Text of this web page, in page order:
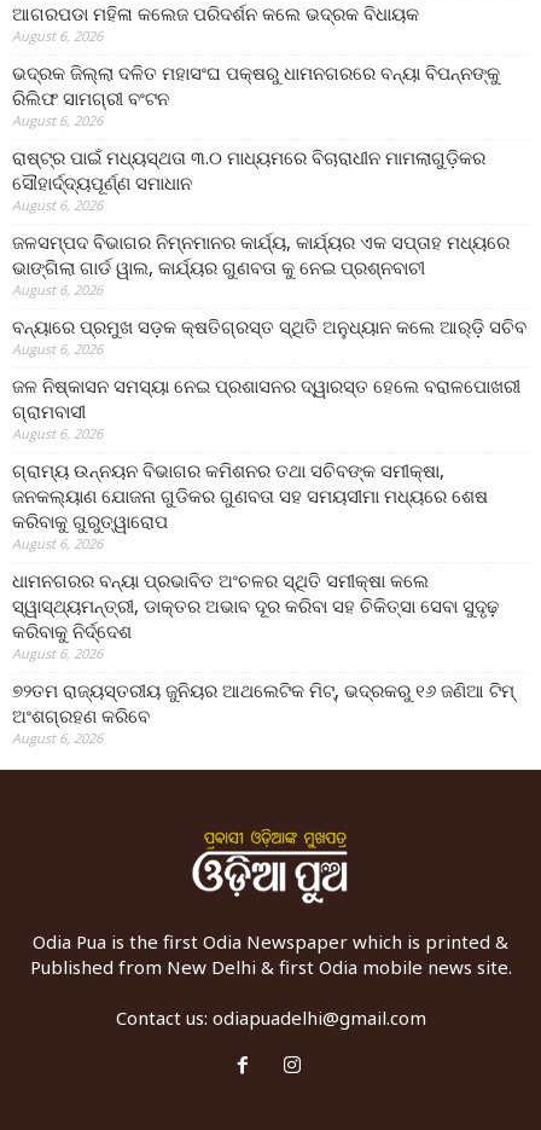
ଆଗରପଡା ମହିଳା କଲେଜ ପରିଦର୍ଶନ କଲେ ଭଦ୍ରକ ବିଧାୟକ
August 6, 2026
ଭଦ୍ରକ ଜିଲ୍ଲା ଦଳିତ ମହାସଂଘ ପକ୍ଷରୁ ଧାମନଗରରେ ବନ୍ୟା ବିପନ୍ନଙ୍କୁ
ରିଲିଫ ସାମଗ୍ରୀ ବଂଟନ
August 6, 2026
ରାଷ୍ଟ୍ର ପାଇଁ ମଧ୍ୟସ୍ଥତା ୩.୦ ମାଧ୍ୟମରେ ବିଚାରାଧୀନ ମାମଲାଗୁଡ଼ିକର
ସୌହାର୍ଦ୍ଦ୍ୟପୂର୍ଣ୍ଣ ସମାଧାନ
August 6, 2026
ଜଳସମ୍ପଦ ବିଭାଗର ନିମ୍ନମାନର କାର୍ଯ୍ୟ, କାର୍ଯ୍ୟର ଏକ ସପ୍ତାହ ମଧ୍ୟରେ
ଭାଙ୍ଗିଲା ଗାର୍ଡ ୱାଲ, କାର୍ଯ୍ୟର ଗୁଣବତା କୁ ନେଇ ପ୍ରଶ୍ନବାଚୀ
August 6, 2026
ବନ୍ୟାରେ ପ୍ରମୁଖ ସଡ଼କ କ୍ଷତିଗ୍ରସ୍ତ ସ୍ଥିତି ଅନୁଧ୍ୟାନ କଲେ ଆର୍‌ଡ଼ି ସଚିବ
August 6, 2026
ଜଳ ନିଷ୍କାସନ ସମସ୍ୟା ନେଇ ପ୍ରଶାସନର ଦ୍ୱାରସ୍ତ ହେଲେ ବରାଳପୋଖରୀ
ଗ୍ରାମବାସୀ
August 6, 2026
ଗ୍ରାମ୍ୟ ଉନ୍ନୟନ ବିଭାଗର କମିଶନର ତଥା ସଚିବଙ୍କ ସମୀକ୍ଷା,
ଜନକଲ୍ୟାଣ ଯୋଜନା ଗୁଡିକର ଗୁଣବତା ସହ ସମୟସୀମା ମଧ୍ୟରେ ଶେଷ
କରିବାକୁ ଗୁରୁତ୍ୱାରୋପ
August 6, 2026
ଧାମନଗରର ବନ୍ୟା ପ୍ରଭାବିତ ଅଂଚଳର ସ୍ଥିତି ସମୀକ୍ଷା କଲେ
ସ୍ୱାସ୍ଥ୍ୟମନ୍ତ୍ରୀ, ଡାକ୍ତର ଅଭାବ ଦୂର କରିବା ସହ ଚିକିତ୍ସା ସେବା ସୁଦୃଢ଼
କରିବାକୁ ନିର୍ଦ୍ଦେଶ
August 6, 2026
୭୨ତମ ରାଜ୍ୟସ୍ତରୀୟ ଜୁନିୟର ଆଥଲେଟିକ ମିଟ୍‌, ଭଦ୍ରକରୁ ୧୬ ଜଣିଆ ଟିମ୍
ଅଂଶଗ୍ରହଣ କରିବେ
August 6, 2026
Odia Pua is the first Odia Newspaper which is printed &
Published from New Delhi & first Odia mobile news site.
Contact us: odiapuadelhi@gmail.com